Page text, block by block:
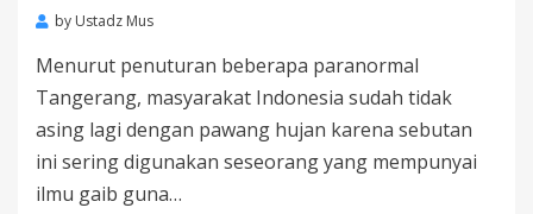
by Ustadz Mus
Menurut penuturan beberapa paranormal
Tangerang, masyarakat Indonesia sudah tidak
asing lagi dengan pawang hujan karena sebutan
ini sering digunakan seseorang yang mempunyai
ilmu gaib guna…